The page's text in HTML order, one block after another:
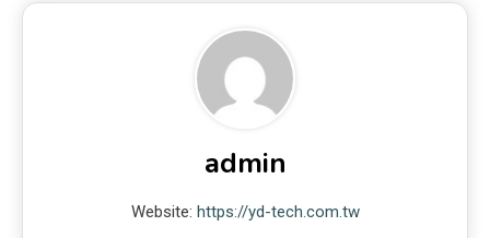
admin
Website: https://yd-tech.com.tw